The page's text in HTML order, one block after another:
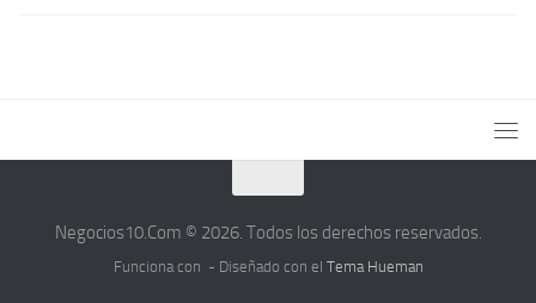
Negocios10.Com © 2026. Todos los derechos reservados.
Funciona con - Diseñado con el Tema Hueman